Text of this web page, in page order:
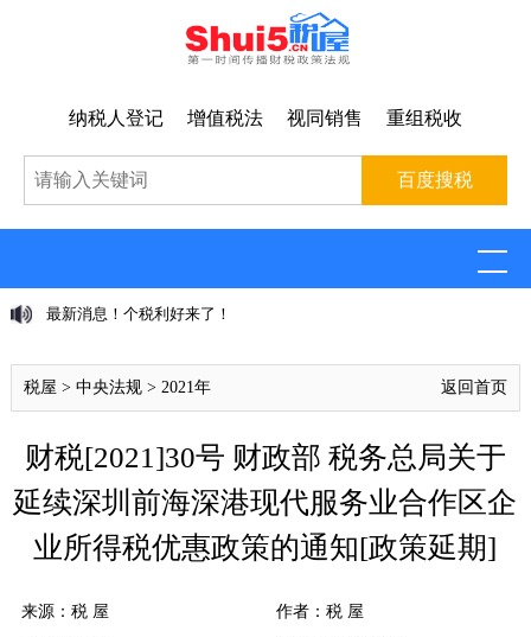
纳税人登记 增值税法 视同销售 重组税收
最新消息！个税利好来了！
税屋 > 中央法规> 2021年 返回首页
财税[2021]30号 财政部 税务总局关于
延续深圳前海深港现代服务业合作区企
业所得税优惠政策的通知[政策延期]
来源： 税 屋
作者：税 屋